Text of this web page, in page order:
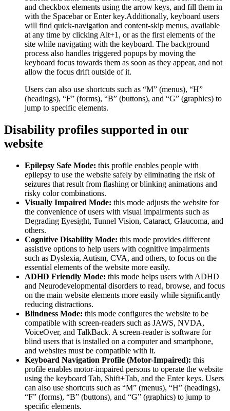
and checkbox elements using the arrow keys, and fill them in
with the Spacebar or Enter key.Additionally, keyboard users
will find quick-navigation and content-skip menus, available
at any time by clicking Alt+1, or as the first elements of the
site while navigating with the keyboard. The background
process also handles triggered popups by moving the
keyboard focus towards them as soon as they appear, and not
allow the focus drift outside of it.
Users can also use shortcuts such as “M” (menus), “H”
(headings), “F” (forms), “B” (buttons), and “G” (graphics) to
jump to specific elements.
Disability profiles supported in our
website
Epilepsy Safe Mode: this profile enables people with
epilepsy to use the website safely by eliminating the risk of
seizures that result from flashing or blinking animations and
risky color combinations.
Visually Impaired Mode: this mode adjusts the website for
the convenience of users with visual impairments such as
Degrading Eyesight, Tunnel Vision, Cataract, Glaucoma, and
others.
Cognitive Disability Mode: this mode provides different
assistive options to help users with cognitive impairments
such as Dyslexia, Autism, CVA, and others, to focus on the
essential elements of the website more easily.
ADHD Friendly Mode: this mode helps users with ADHD
and Neurodevelopmental disorders to read, browse, and focus
on the main website elements more easily while significantly
reducing distractions.
Blindness Mode: this mode configures the website to be
compatible with screen-readers such as JAWS, NVDA,
VoiceOver, and TalkBack. A screen-reader is software for
blind users that is installed on a computer and smartphone,
and websites must be compatible with it.
Keyboard Navigation Profile (Motor-Impaired): this
profile enables motor-impaired persons to operate the website
using the keyboard Tab, Shift+Tab, and the Enter keys. Users
can also use shortcuts such as “M” (menus), “H” (headings),
“F” (forms), “B” (buttons), and “G” (graphics) to jump to
specific elements.